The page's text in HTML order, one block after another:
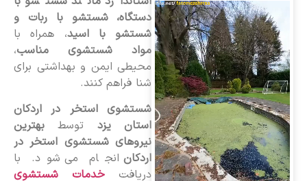
دستگاه، شستشو با ربات و
شستشو با اسید، همراه با
مواد شستشوی مناسب،
محیطی ایمن و بهداشتی برای
شنا فراهم کنند.
شستشوی استخر در اردکان
استان یزدتوسط
بهترین
نیروهای شستشوی استخر در
اردکانانجام می شود. با
دریافت
خدمات شستشوی